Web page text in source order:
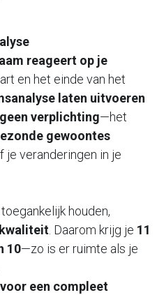
reageert op je
en het einde van het
laten uitvoeren
geen verplichting—het
gewoontes
je veranderingen in je
. Daarom krijg je 11
10—zo is er ruimte als je
een compleet